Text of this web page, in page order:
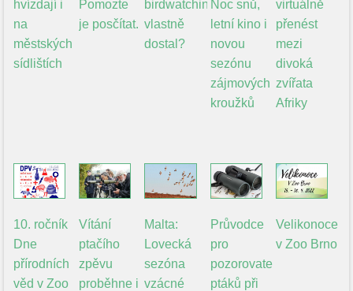
hvízdají i
na
městských
sídlištích
Pomozte
je posčítat.
birdwatchingu
vlastně
dostal?
Noc snů,
letní kino i
novou
sezónu
zájmových
kroužků
virtuálně
přenést
mezi
divoká
zvířata
Afriky
10. ročník
Dne
přírodních
věd v Zoo
Vítání
ptačího
zpěvu
proběhne i
Malta:
Lovecká
sezóna
vzácné
Průvodce
pro
pozorovatele
ptáků při
Velikonoce
v Zoo Brno